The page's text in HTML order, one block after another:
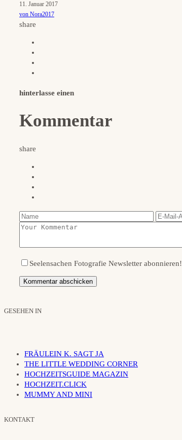
11. Januar 2017
von Nora2017
share
hinterlasse einen
Kommentar
share
Seelensachen Fotografie Newsletter abonnieren!
GESEHEN IN
FRÄULEIN K. SAGT JA
THE LITTLE WEDDING CORNER
HOCHZEITSGUIDE MAGAZIN
HOCHZEIT.CLICK
MUMMY AND MINI
KONTAKT